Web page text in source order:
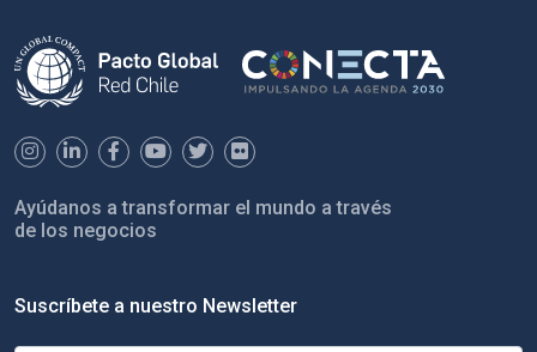
Ayúdanos a transformar el mundo a través
de los negocios
Suscríbete a nuestro Newsletter